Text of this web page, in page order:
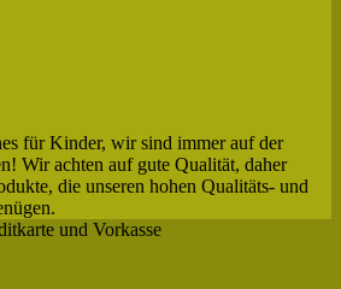
für Kinder, wir sind immer auf der
Wir achten auf gute Qualität, daher
die unseren hohen Qualitäts- und